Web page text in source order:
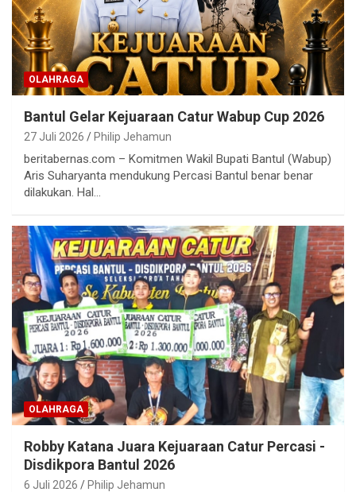
OLAHRAGA
Bantul Gelar Kejuaraan Catur Wabup Cup 2026
27 Juli 2026 Philip Jehamun
beritabernas.com – Komitmen Wakil Bupati Bantul (Wabup)
Aris Suharyanta mendukung Percasi Bantul benar benar
dilakukan. Hal…
OLAHRAGA
Robby Katana Juara Kejuaraan Catur Percasi -
Disdikpora Bantul 2026
6 Juli 2026 Philip Jehamun